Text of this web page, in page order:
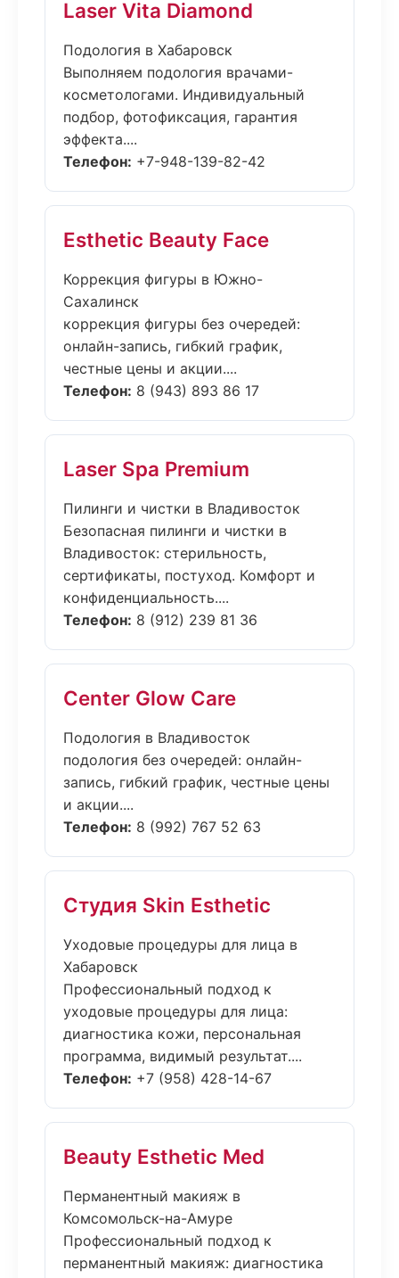
Laser Vita Diamond
Подология в Хабаровск
Выполняем подология врачами-
косметологами. Индивидуальный
подбор, фотофиксация, гарантия
эффекта....
Телефон: +7-948-139-82-42
Esthetic Beauty Face
Коррекция фигуры в Южно-
Сахалинск
коррекция фигуры без очередей:
онлайн-запись, гибкий график,
честные цены и акции....
Телефон: 8 (943) 893 86 17
Laser Spa Premium
Пилинги и чистки в Владивосток
Безопасная пилинги и чистки в
Владивосток: стерильность,
сертификаты, постуход. Комфорт и
конфиденциальность....
Телефон: 8 (912) 239 81 36
Center Glow Care
Подология в Владивосток
подология без очередей: онлайн-
запись, гибкий график, честные цены
и акции....
Телефон: 8 (992) 767 52 63
Студия Skin Esthetic
Уходовые процедуры для лица в
Хабаровск
Профессиональный подход к
уходовые процедуры для лица:
диагностика кожи, персональная
программа, видимый результат....
Телефон: +7 (958) 428-14-67
Beauty Esthetic Med
Перманентный макияж в
Комсомольск-на-Амуре
Профессиональный подход к
перманентный макияж: диагностика